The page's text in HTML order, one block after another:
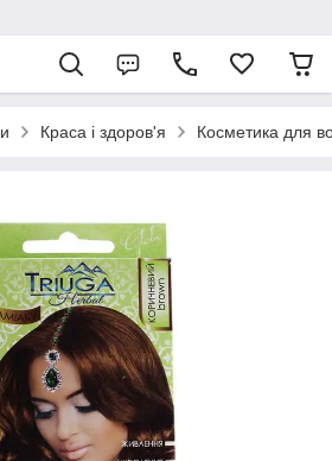
Краса і здоров'я Косметика для